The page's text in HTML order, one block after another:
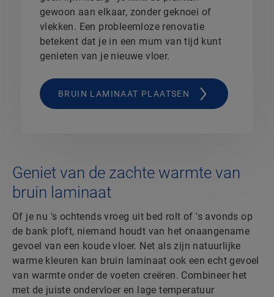
gewoon aan elkaar, zonder geknoei of
vlekken. Een probleemloze renovatie
betekent dat je in een mum van tijd kunt
genieten van je nieuwe vloer.
BRUIN LAMINAAT PLAATSEN
Geniet van de zachte warmte van
bruin laminaat
Of je nu 's ochtends vroeg uit bed rolt of 's avonds op
de bank ploft, niemand houdt van het onaangename
gevoel van een koude vloer. Net als zijn natuurlijke
warme kleuren kan bruin laminaat ook een echt gevoel
van warmte onder de voeten creëren. Combineer het
met de juiste ondervloer en lage temperatuur